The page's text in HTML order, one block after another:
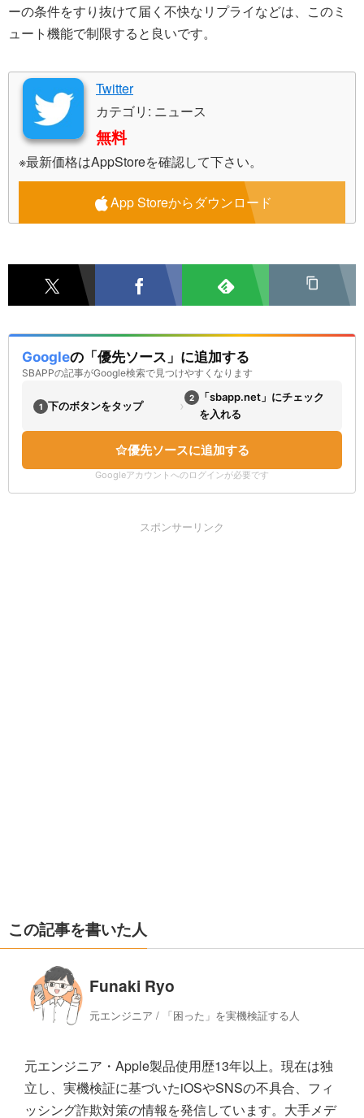
ーの条件をすり抜けて届く不快なリプライなどは、このミ
ュート機能で制限すると良いです。
Twitter
カテゴリ: ニュース
無料
※最新価格はAppStoreを確認して下さい。
App Storeからダウンロード
Googleの「優先ソース」に追加する
SBAPPの記事がGoogle検索で見つけやすくなります
1 下のボタンをタップ › 2
「sbapp.net」にチェック
を入れる
優先ソースに追加する
Googleアカウントへのログインが必要です
スポンサーリンク
この記事を書いた人
Funaki Ryo
元エンジニア / 「困った」を実機検証する人
元エンジニア・Apple製品使用歴13年以上。現在は独
立し、実機検証に基づいたiOSやSNSの不具合、フィ
ッシング詐欺対策の情報を発信しています。大手メデ